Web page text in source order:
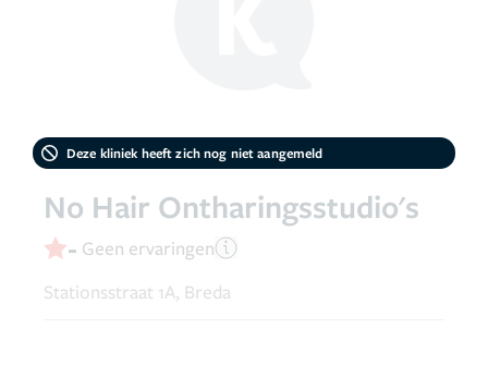
Deze kliniek heeft zich nog niet aangemeld
No Hair Ontharingsstudio's
- Geen ervaringen
Stationsstraat 1A, Breda